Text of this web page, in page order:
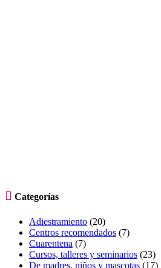
 Categorías
Adiestramiento (20)
Centros recomendados (7)
Cuarentena (7)
Cursos, talleres y seminarios (23)
De madres, niños y mascotas (17)